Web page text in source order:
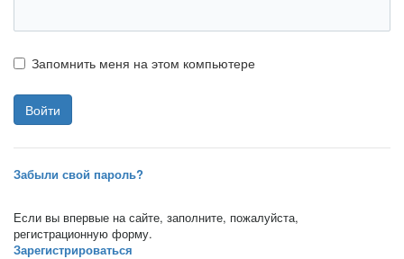
Запомнить меня на этом компьютере
Забыли свой пароль?
Если вы впервые на сайте, заполните, пожалуйста,
регистрационную форму.
Зарегистрироваться